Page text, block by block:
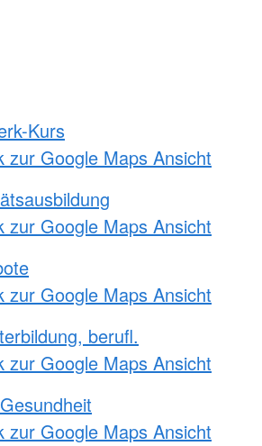
Kurs
zur Google Maps Ansicht
zur Google Maps Ansicht
zur Google Maps Ansicht
berufl.
zur Google Maps Ansicht
zur Google Maps Ansicht